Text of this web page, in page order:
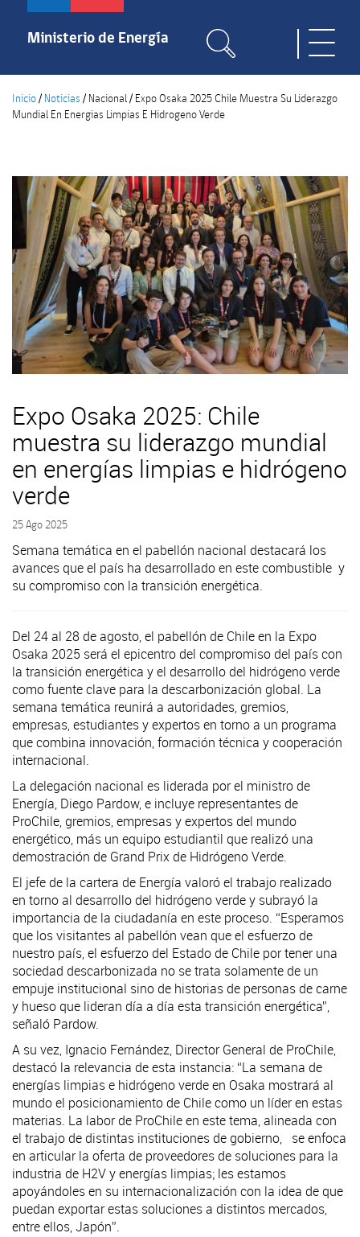
Pasar
contenido
Ministerio de Energía
Inicio/ Noticias / Nacional/ Expo Osaka 2025 Chile Muestra Su Liderazgo
Mundial En Energias Limpias E Hidrogeno Verde
Expo Osaka 2025: Chile
muestra su liderazgo mundial
en energías limpias e hidrógeno
verde
25 Ago 2025
Semana temática en el pabellón nacional destacará los
avances que el país ha desarrollado en este combustible y
su compromiso con la transición energética.
Del 24 al 28 de agosto, el pabellón de Chile en la Expo
Osaka 2025 será el epicentro del compromiso del país con
la transición energética y el desarrollo del hidrógeno verde
como fuente clave para la descarbonización global. La
semana temática reunirá a autoridades, gremios,
empresas, estudiantes y expertos en torno a un programa
que combina innovación, formación técnica y cooperación
internacional.
La delegación nacional es liderada por el ministro de
Energía, Diego Pardow, e incluye representantes de
ProChile, gremios, empresas y expertos del mundo
energético, más un equipo estudiantil que realizó una
demostración de Grand Prix de Hidrógeno Verde.
El jefe de la cartera de Energía valoró el trabajo realizado
en torno al desarrollo del hidrógeno verde y subrayó la
importancia de la ciudadanía en este proceso. “Esperamos
que los visitantes al pabellón vean que el esfuerzo de
nuestro país, el esfuerzo del Estado de Chile por tener una
sociedad descarbonizada no se trata solamente de un
empuje institucional sino de historias de personas de carne
y hueso que lideran día a día esta transición energética”,
señaló Pardow.
A su vez, Ignacio Fernández, Director General de ProChile,
destacó la relevancia de esta instancia: “La semana de
energías limpias e hidrógeno verde en Osaka mostrará al
mundo el posicionamiento de Chile como un líder en estas
materias. La labor de ProChile en este tema, alineada con
el trabajo de distintas instituciones de gobierno, se enfoca
en articular la oferta de proveedores de soluciones para la
industria de H2V y energías limpias; les estamos
apoyándoles en su internacionalización con la idea de que
puedan exportar estas soluciones a distintos mercados,
entre ellos, Japón”.